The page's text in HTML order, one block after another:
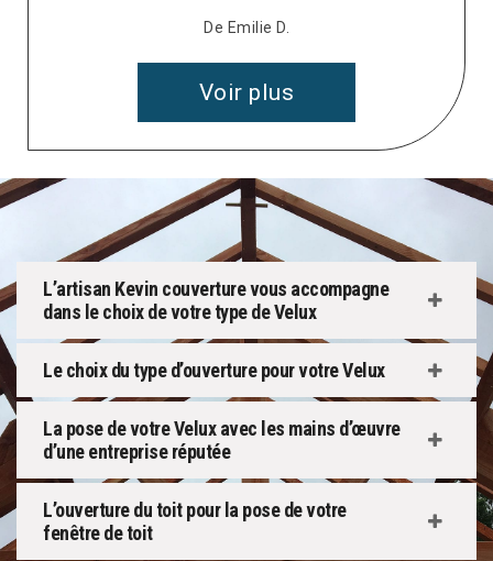
De Emilie D.
Voir plus
L’artisan Kevin couverture vous accompagne
dans le choix de votre type de Velux
Le choix du type d’ouverture pour votre Velux
La pose de votre Velux avec les mains d’œuvre
d’une entreprise réputée
L’ouverture du toit pour la pose de votre
fenêtre de toit